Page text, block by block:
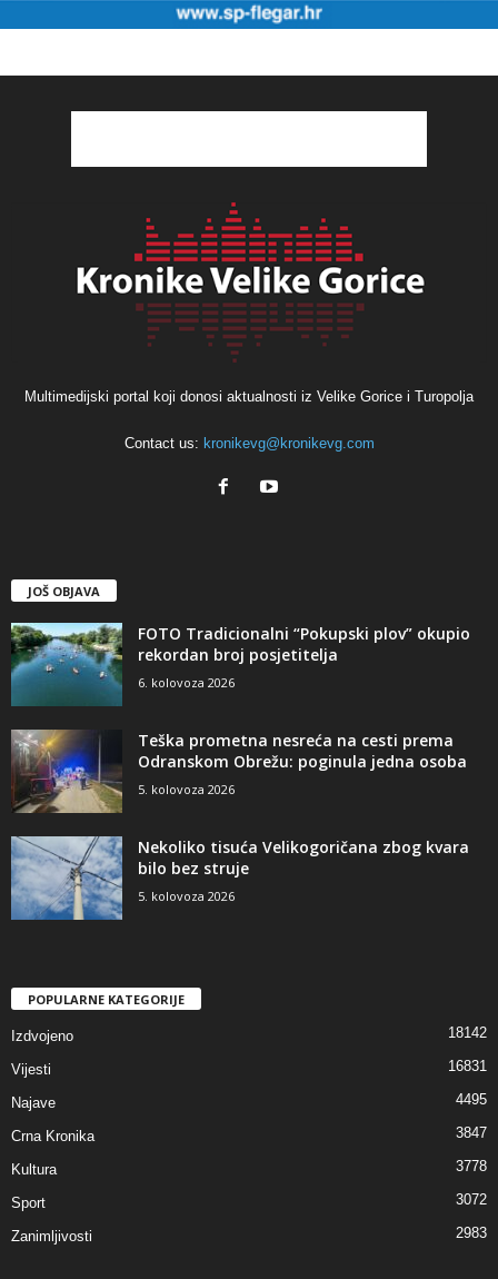
Multimedijski portal koji donosi aktualnosti iz Velike Gorice i Turopolja
Contact us: kronikevg@kronikevg.com
JOŠ OBJAVA
FOTO Tradicionalni “Pokupski plov” okupio
rekordan broj posjetitelja
6. kolovoza 2026
Teška prometna nesreća na cesti prema
Odranskom Obrežu: poginula jedna osoba
5. kolovoza 2026
Nekoliko tisuća Velikogoričana zbog kvara
bilo bez struje
5. kolovoza 2026
POPULARNE KATEGORIJE
Izdvojeno 18142
Vijesti 16831
Najave 4495
Crna Kronika 3847
Kultura 3778
Sport 3072
Zanimljivosti 2983